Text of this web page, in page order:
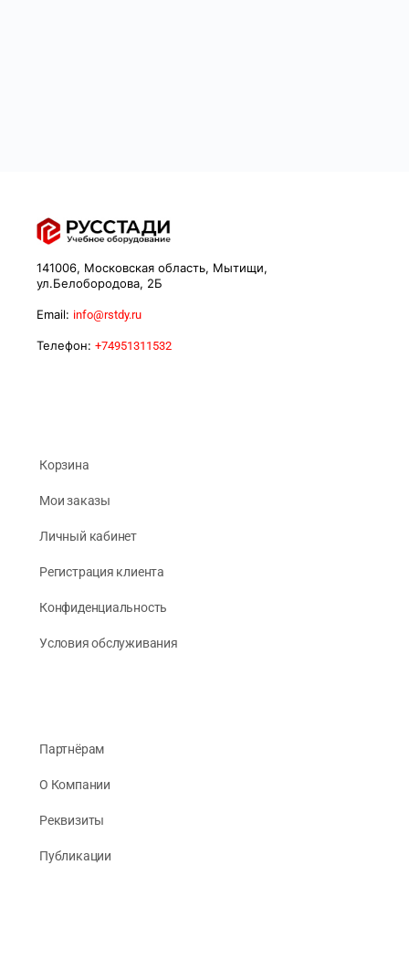
141006, Московская область, Мытищи,
ул.Белобородова, 2Б
Email: info@rstdy.ru
Телефон: +74951311532
Корзина
Мои заказы
Личный кабинет
Регистрация клиента
Конфиденциальность
Условия обслуживания
Партнёрам
О Компании
Реквизиты
Публикации